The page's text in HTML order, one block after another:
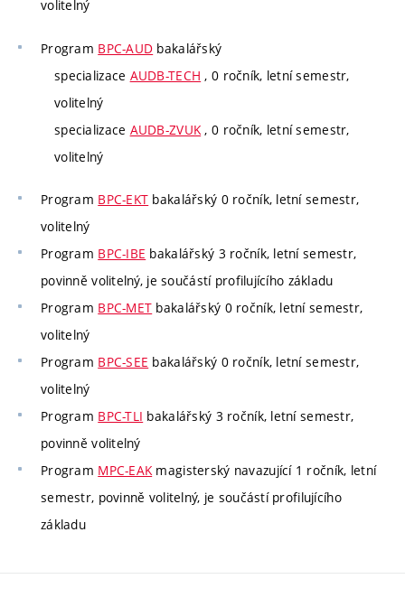
volitelný
Program BPC-AUD bakalářský
specializace AUDB-TECH , 0 ročník, letní semestr,
volitelný
specializace AUDB-ZVUK , 0 ročník, letní semestr,
volitelný
Program BPC-EKT bakalářský 0 ročník, letní semestr,
volitelný
Program BPC-IBE bakalářský 3 ročník, letní semestr,
povinně volitelný, je součástí profilujícího základu
Program BPC-MET bakalářský 0 ročník, letní semestr,
volitelný
Program BPC-SEE bakalářský 0 ročník, letní semestr,
volitelný
Program BPC-TLI bakalářský 3 ročník, letní semestr,
povinně volitelný
Program MPC-EAKmagisterský navazující 1 ročník, letní
semestr, povinně volitelný, je součástí profilujícího
základu